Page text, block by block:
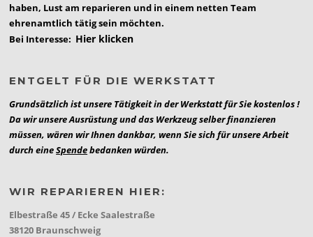
haben, Lust am reparieren und in einem netten Team
ehrenamtlich tätig sein möchten.
Bei Interesse: Hier klicken
ENTGELT FÜR DIE WERKSTATT
Grundsätzlich ist unsere Tätigkeit in der Werkstatt für Sie kostenlos !
Da wir unsere Ausrüstung und das Werkzeug selber finanzieren
müssen, wären wir Ihnen dankbar, wenn Sie sich für unsere Arbeit
durch eineSpendebedanken würden.
WIR REPARIEREN HIER:
Elbestraße 45 / Ecke Saalestraße
38120 Braunschweig